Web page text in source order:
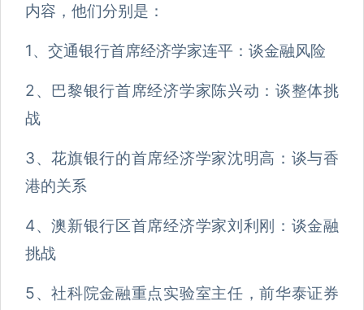
内容，他们分别是：
1、交通银行首席经济学家连平：谈金融风险
2、巴黎银行首席经济学家陈兴动：谈整体挑
战
3、花旗银行的首席经济学家沈明高：谈与香
港的关系
4、澳新银行区首席经济学家刘利刚：谈金融
挑战
5、社科院金融重点实验室主任，前华泰证券